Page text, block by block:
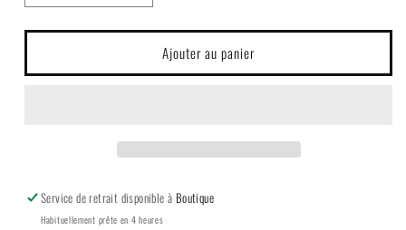
la
quantité
Veste
la
quantité
Veste
Ajouter au panier
Service de retrait disponible à Boutique
Habituellement prête en 4 heures